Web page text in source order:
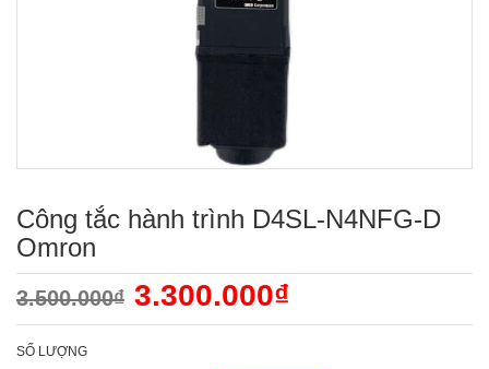
Công tắc hành trình D4SL-N4NFG-D
Omron
3.500.000₫ 3.300.000₫
SỐ LƯỢNG